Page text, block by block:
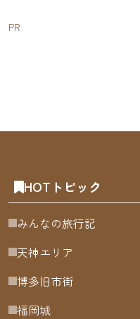
PR
HOTトピック
みんなの旅行記
天神エリア
博多旧市街
福岡城